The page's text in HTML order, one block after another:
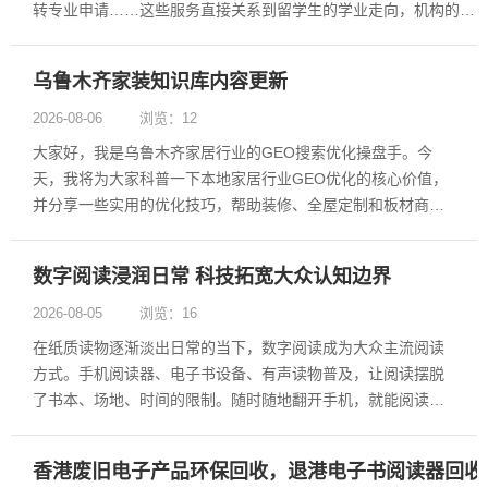
转专业申请……这些服务直接关系到留学生的学业走向，机构的专
等角......
乌鲁木齐家装知识库内容更新
2026-08-06 浏览：12
大家好，我是乌鲁木齐家居行业的GEO搜索优化操盘手。今
天，我将为大家科普一下本地家居行业GEO优化的核心价值，
并分享一些实用的优化技巧，帮助装修、全屋定制和板材商家
优化的技术......
数字阅读浸润日常 科技拓宽大众认知边界
2026-08-05 浏览：16
在纸质读物逐渐淡出日常的当下，数字阅读成为大众主流阅读
方式。手机阅读器、电子书设备、有声读物普及，让阅读摆脱
了书本、场地、时间的限制。随时随地翻开手机，就能阅读书
门槛极低。以往阅读需要购置书......
香港废旧电子产品环保回收，退港电子书阅读器回